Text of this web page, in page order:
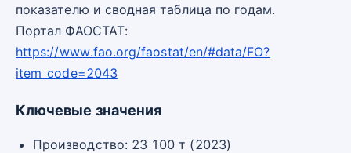
показателю и сводная таблица по годам.
Портал ФАОСТАТ:
https://www.fao.org/faostat/en/#data/FO?
item_code=2043
Ключевые значения
Производство: 23 100 т (2023)